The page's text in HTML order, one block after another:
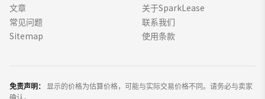
文章
常见问题
Sitemap
关于SparkLease
联系我们
使用条款
免责声明：
显示的价格为估算价格，可能与实际交易价格不同。请务必与卖家
确认。